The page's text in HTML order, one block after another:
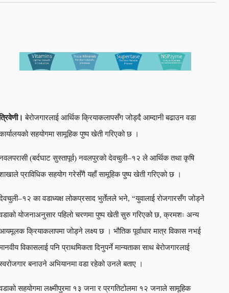
बेरोजगारलाई आर्थिक क्रियाकलापसँग जोड्दै आम्दानी बढाउन वडा
सहयोगमा सामूहिक पुष्प खेती गरिएको छ ।
(बर्दघाट सुस्तापूर्व) नवलपुरको देवचुली–१२ ले आर्थिक तथा कृषि
प्राविधिक सहयोग गरेसँगै यहाँ सामूहिक पुष्प खेती गरिएको छ ।
का वडाध्यक्ष लोकप्रसाद भुर्तेलले भने, “युवालाई रोजगारसँग जोड्ने
योजनाअनुसार पहिलो चरणमा पुष्प खेती सुरु गरिएको छ, क्रमशः अन्य
क्रियाकलापमा जोड्ने लक्ष्य छ । भौतिक पूर्वाधार मात्र विकास नभई
विकासलाई पनि प्राथमिकता दिनुपर्ने मान्यताका साथ बेरोजगारलाई
बनाउने अभियानमा वडा रहेको उनले बताए ।
सहयोगमा लक्ष्मीपुरमा १३ जना र प्रगतिटोलमा १२ जनाले सामूहिक